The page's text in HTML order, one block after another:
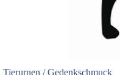
Tierurnen / Gedenkschmuck